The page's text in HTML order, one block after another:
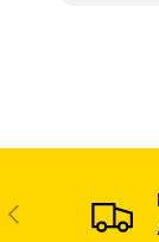
Précédent